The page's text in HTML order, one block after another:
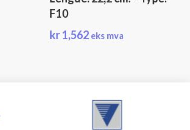
F10
kr1,562 eks mva